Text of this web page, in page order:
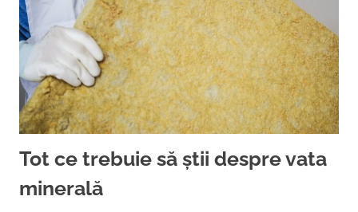
Tot ce trebuie să știi despre vata
minerală